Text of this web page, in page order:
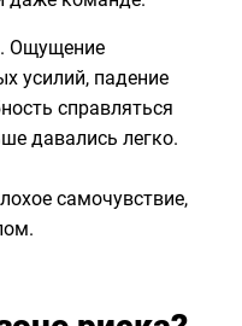
Ощущение
усилий, падение
справляться
давались легко.
самочувствие,